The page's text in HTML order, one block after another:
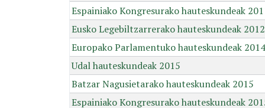
Espainiako Kongresurako hauteskundeak
Eusko Legebiltzarrerako hauteskundeak 2012
Europako Parlamentuko hauteskundeak 2014
Udal hauteskundeak 2015
Batzar Nagusietarako hauteskundeak 2015
Espainiako Kongresurako hauteskundeak